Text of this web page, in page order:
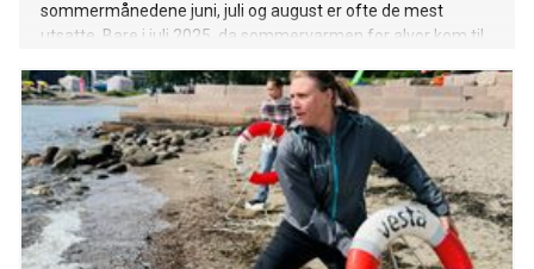
sommermånedene juni, juli og august er ofte de mest
utsatte. Bare i juli 2025, da sommervarmen for alvor kom til